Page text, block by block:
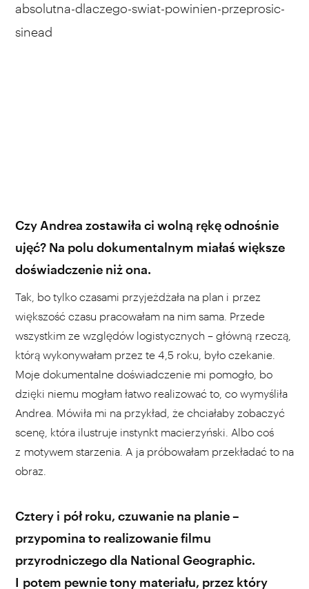
absolutna-dlaczego-swiat-powinien-przeprosic-
sinead
Czy Andrea zostawiła ci wolną rękę odnośnie
ujęć? Na polu dokumentalnym miałaś większe
doświadczenie niż ona.
Tak, bo tylko czasami przyjeżdżała na plan i przez
większość czasu pracowałam na nim sama. Przede
wszystkim ze względów logistycznych – główną rzeczą,
którą wykonywałam przez te 4,5 roku, było czekanie.
Moje dokumentalne doświadczenie mi pomogło, bo
dzięki niemu mogłam łatwo realizować to, co wymyśliła
Andrea. Mówiła mi na przykład, że chciałaby zobaczyć
scenę, która ilustruje instynkt macierzyński. Albo coś
z motywem starzenia. A ja próbowałam przekładać to na
obraz.
Cztery i pół roku, czuwanie na planie –
przypomina to realizowanie filmu
przyrodniczego dla National Geographic.
I potem pewnie tony materiału, przez który